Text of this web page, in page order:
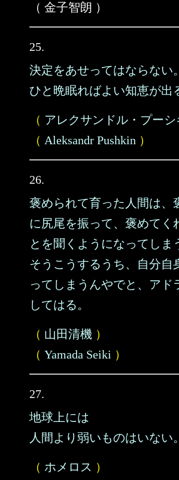
（ 金子智朗 ）
25.
決定をあせってはならない。
ひと晩眠ればよい知恵が出
（ アレクサンドル・プーシ
（ Aleksandr Pushkin ）
26.
褒められて育った人間は、
に尻尾を振って、褒めてく
とを聞くようになってしま
そうこうするうち、自分自
ってしまうんやでと、アド
してはる。
（ 山田清機 ）
（ Yamada Seiki ）
27.
地球上には
人間より弱いものはいない。
（ ホメロス ）